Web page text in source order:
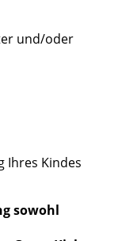
und/oder
Ihres Kindes
sowohl